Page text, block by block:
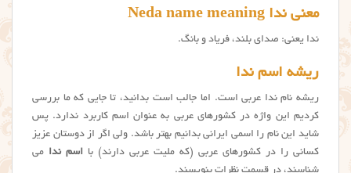
معنی ندا Neda name meaning
ندا یعنی: صدای بلند، فریاد و بانگ.
ریشه اسم ندا
ریشه نام ندا عربی است. اما جالب است بدانید، تا جایی که ما بررسی
کردیم این واژه در کشورهای عربی به عنوان اسم کاربرد ندارد. پس
شاید این نام را اسمی ایرانی بدانیم بهتر باشد. ولی اگر از دوستان عزیز
کسانی را در کشورهای عربی (که ملیت عربی دارند) با اسم ندا می
شناسند، در قسمت نظرات بنویسند.